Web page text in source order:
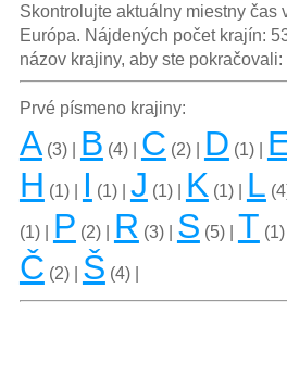
Skontrolujte aktuálny miestny čas
Európa. Nájdených počet krajín:
názov krajiny, aby ste pokračovali:
Prvé písmeno krajiny:
A(3) | B (4) | C (2) | D (1) |
H (1) | I (1) | J (1) | K (1) | L
(1) | P (2) | R (3) | S (5) | T (1)
Č (2) | Š (4) |